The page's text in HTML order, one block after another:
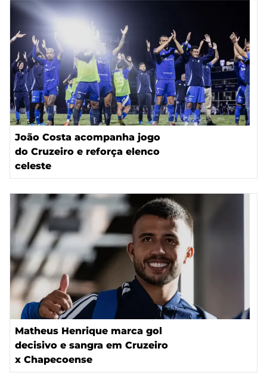
João Costa acompanha jogo
do Cruzeiro e reforça elenco
celeste
Matheus Henrique marca gol
decisivo e sangra em Cruzeiro
x Chapecoense